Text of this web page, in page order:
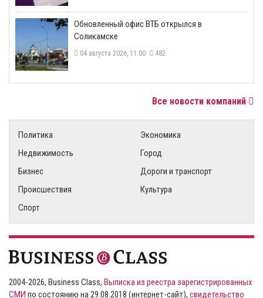
​Обновленный офис ВТБ открылся в
Соликамске
04 августа 2026, 11:00 482
Все новости компаний
Политика
Экономика
Недвижимость
Город
Бизнес
Дороги и транспорт
Происшествия
Культура
Спорт
2004-2026, Business Class, Выписка из реестра зарегистрированных
СМИ по состоянию на 29.08.2018 (интернет-сайт), свидетельство